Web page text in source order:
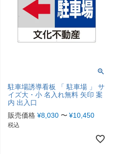
駐車場誘導看板 「 駐車場 」 サ
イズ大・小 名入れ無料 矢印 案
内 出入口
販売価格 ¥8,030 〜 ¥10,450
税込